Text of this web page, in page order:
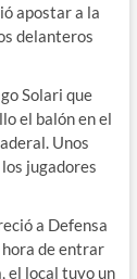
apostar a la
delanteros
Solari que
el balón en el
Unos
jugadores
a Defensa
de entrar
el local tuvo un